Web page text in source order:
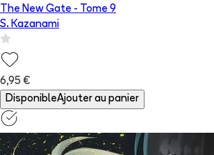
The New Gate - Tome 9
S. Kazanami
6,95 €
DisponibleAjouter au panier